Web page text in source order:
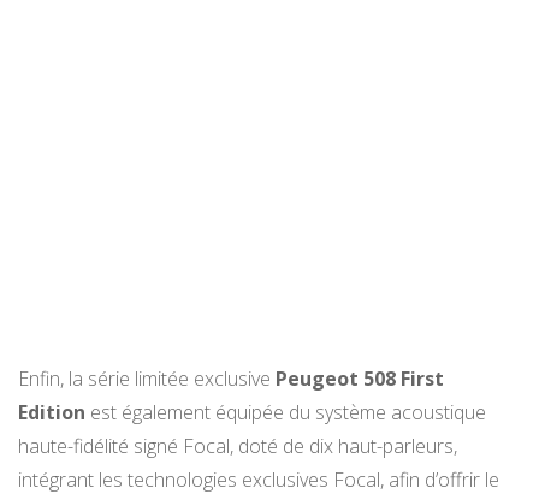
Enfin, la série limitée exclusive Peugeot 508 First
Edition est également équipée du système acoustique
haute-fidélité signé Focal, doté de dix haut-parleurs,
intégrant les technologies exclusives Focal, afin d’offrir le